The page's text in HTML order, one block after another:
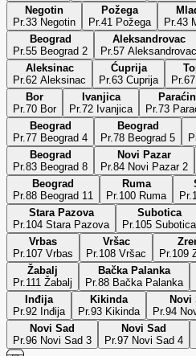
Negotin
Pr.33 Negotin
Požega
Pr.41 Požega
Pr.43
Beograd
Pr.55 Beograd 2
Aleksandrovac
Pr.57 Aleksandrovac
Aleksinac
Pr.62 Aleksinac
Ćuprija
Pr.63 Cuprija
Bor
Pr.70 Bor
Ivanjica
Pr.72 Ivanjica
Paraćin
Pr.73
Beograd
Pr.77 Beograd 4
Beograd
Pr.78 Beograd 5
Beograd
Pr.83 Beograd 8
Novi Pazar
Pr.84 Novi Pazar 2
Beograd
Pr.88 Beograd 11
Ruma
Pr.100 Ruma
Stara Pazova
Pr.104 Stara Pazova
Subotica
Pr.105 Subotica
Vrbas
Pr.107 Vrbas
Vršac
Pr.108 Vršac
Pr.109
Žabalj
Pr.111 Žabalj
Bačka Palanka
Pr.88 Bačka Palanka
Inđija
Pr.92 Inđija
Kikinda
Pr.93 Kikinda
Novi
Pr.94
Novi Sad
Pr.96 Novi Sad 3
Novi Sad
Pr.97 Novi Sad 4